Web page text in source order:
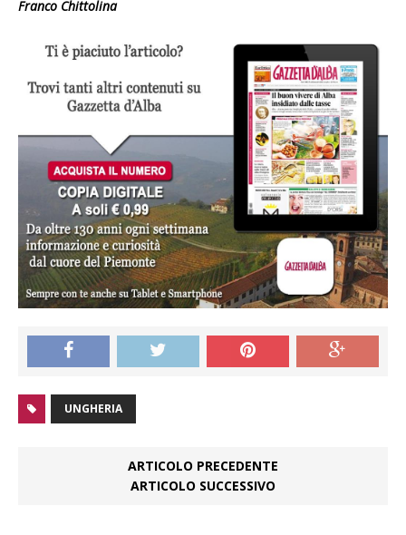
Franco Chittolina
UNGHERIA
ARTICOLO PRECEDENTE
ARTICOLO SUCCESSIVO